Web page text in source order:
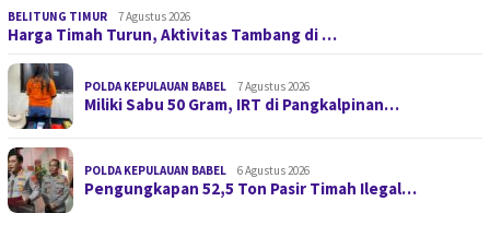
BELITUNG TIMUR 7 Agustus 2026
Harga Timah Turun, Aktivitas Tambang di …
POLDA KEPULAUAN BABEL 7 Agustus 2026
Miliki Sabu 50 Gram, IRT di Pangkalpinan…
POLDA KEPULAUAN BABEL 6 Agustus 2026
Pengungkapan 52,5 Ton Pasir Timah Ilegal…